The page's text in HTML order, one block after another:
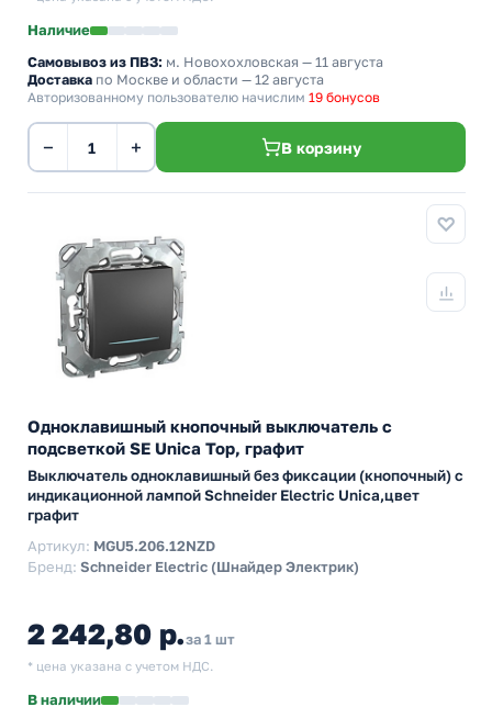
Наличие
Самовывоз из ПВЗ: м. Новохохловская — 11 августа
Доставка по Москве и области — 12 августа
Авторизованному пользователю начислим 19 бонусов
− + В корзину
Одноклавишный кнопочный выключатель с
подсветкой SE Unica Top, графит
Выключатель одноклавишный без фиксации (кнопочный) с
индикационной лампой Schneider Electric Unica,цвет
графит
Артикул: MGU5.206.12NZD
Бренд: Schneider Electric (Шнайдер Электрик)
2 242,80 р.за 1 шт
* цена указана с учетом НДС.
В наличии